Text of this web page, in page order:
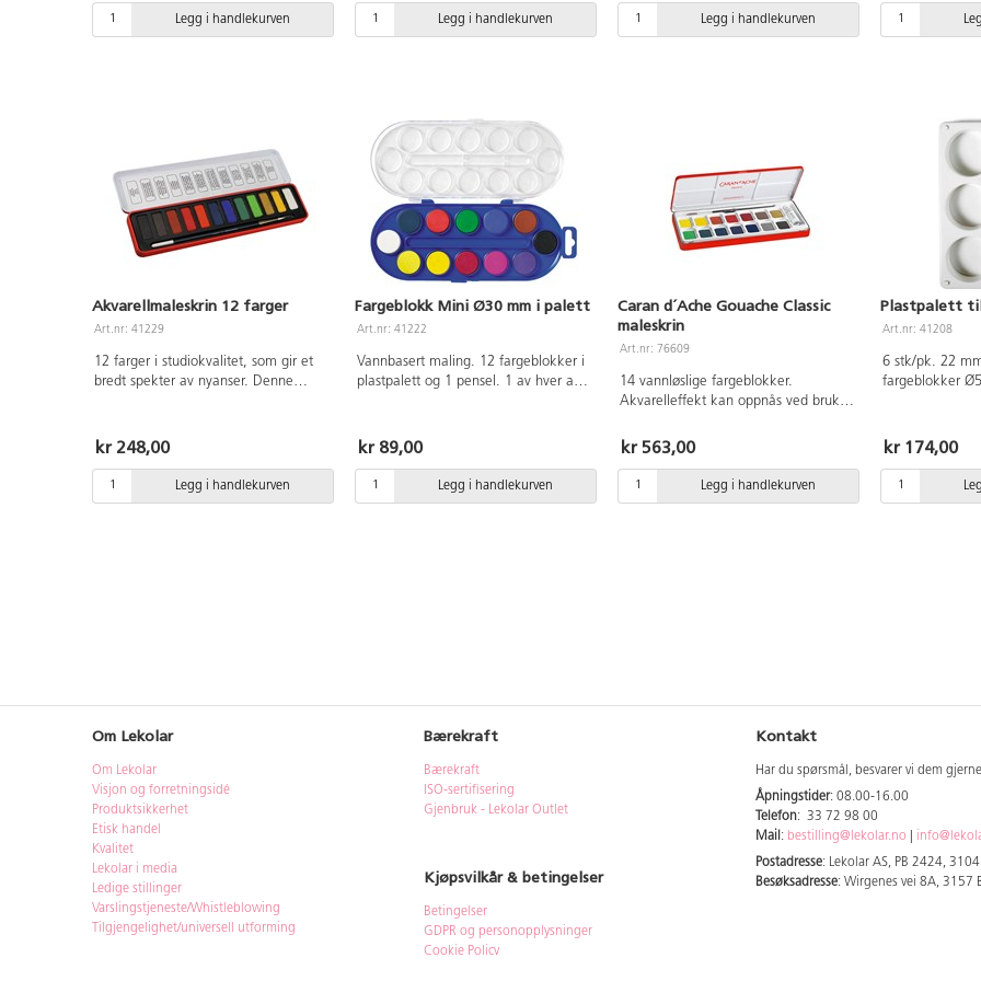
Ø7 cm.
Legg i handlekurven Legg i handlekurven Legg i handlekurven
nesten
brukes på de
Akvarellmaleskrin 12 farger
Art.nr: 41229
12 farger i studiokvalitet, som gir et
bredt spekter av nyanser. Denne
og rik på pigmenter. Med pensel.
Beskytt klær og underlag. PVC-fri.
kr 248,00
Legg i handlekurven
Fargeblokk Mini Ø30 mm i palett
Art.nr: 41222
Vannbasert maling. 12 fargeblokker i
plastpalett og 1 pensel. 1 av hver av
klar grønn, mørk grønn, brun, svart
og hvit. Beskytt klær og underlag ved
bruk. PVC-fri.
kr 89,00
Legg i handlekurven
Caran d´Ache Gouache Classic
maleskrin
Art.nr: 76609
14 vannløslige fargeblokker.
Akvarelleffekt kan oppnås ved bruk
og har en imponerende dekkevne.
Kan f eks brukes til akvarellmaling,
overføringsteknikk og
penselmønsterteknikk. Inkl. 1 tube
kr 563,00
Legg i handlekurven
Plastpalett
Art.nr: 41208
6 stk/pk. 22
fargeblokker
kr 174,00
Om Lekolar
Om Lekolar
Visjon og forretningsidé
Produktsikkerhet
Etisk handel
Kvalitet
Lekolar i media
Ledige stillinger
Varslingstjeneste/Whistleblowing
Tilgjengelighet/universell utforming
Bærekraft
Bærekraft
ISO-sertifisering
Gjenbruk - Lekolar Outlet
Kjøpsvilkår & betingelser
Betingelser
GDPR og personopplysninger
Cookie Policy
Kontakt
Har du spørsmål, besvarer vi dem
Åpningstider: 08.00-16.00
Telefon: 33 72 98 00
Mail : bestilling@lekolar.no
Postadresse: Lekolar AS, PB 2424,
Besøksadresse: Wirgenes vei 8A, 3157